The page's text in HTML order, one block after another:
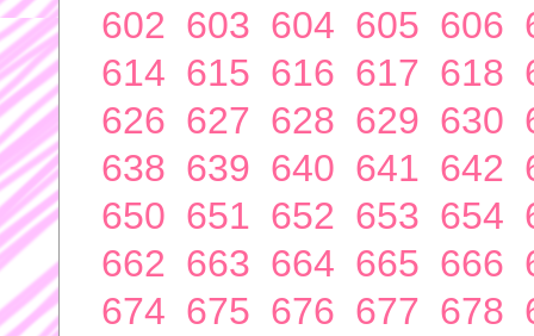
602 603 604 605 606
614 615 616 617 618
626 627 628 629 630
638 639 640 641 642
650 651 652 653 654
662 663 664 665 666
674 675 676 677 678